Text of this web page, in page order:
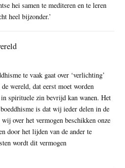
hei samen te mediteren en te leren
heel bijzonder.’
te vaak gaat over ‘verlichting’
wereld, dat eerst moet worden
spirituele zin bevrijd kan wanen. Het
is dat wij ieder delen in de
over het vermogen beschikken onze
door het lijden van de ander te
wordt dit vermogen